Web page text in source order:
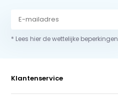
* Lees hier de wettelijke beperkingen
Klantenservice